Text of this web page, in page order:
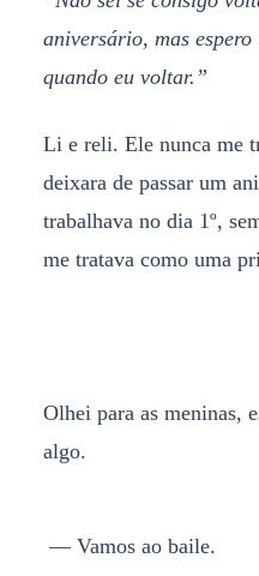
aniversário, mas
quando eu voltar.”
Li e reli. Ele nunca me
deixara de passar um
trabalhava no dia 1º,
me tratava como uma
Olhei para as meninas,
algo.
— Vamos ao baile.